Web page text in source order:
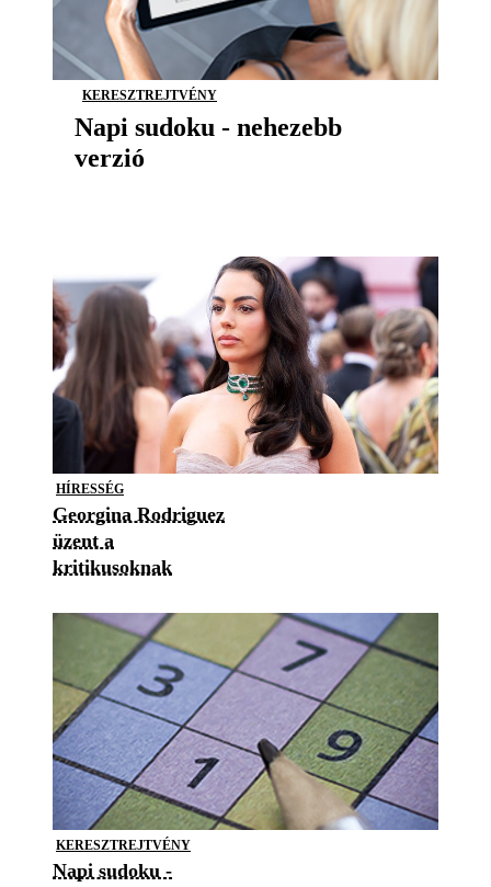
KERESZTREJTVÉNY
Napi sudoku - nehezebb
verzió
HÍRESSÉG
Georgina Rodriguez
üzent a
kritikusoknak
KERESZTREJTVÉNY
Napi sudoku -